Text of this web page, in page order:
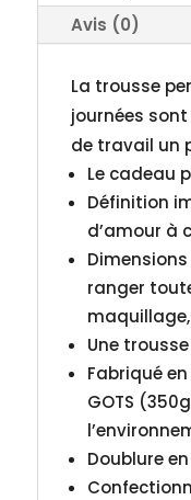
Avis (0)
La trousse
journées
de travail un
Le cadeau
Définition
d’amour à
Dimensions
ranger
Une
Fabriqué
GOTS
Doublure